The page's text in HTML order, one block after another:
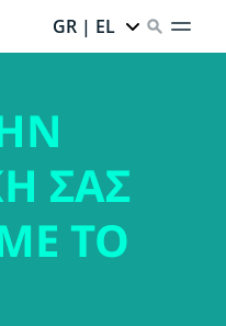
GR | EL
ΣΑΣ
ΤΟ